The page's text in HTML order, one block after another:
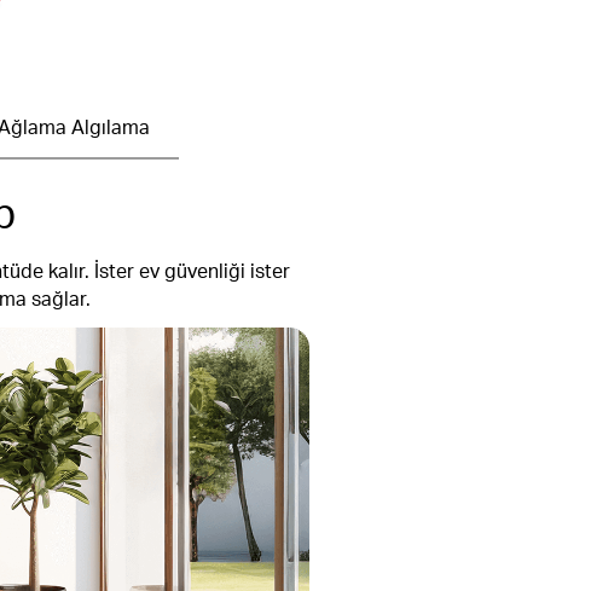
Algılama
kalır. İster ev güvenliği ister
sağlar.